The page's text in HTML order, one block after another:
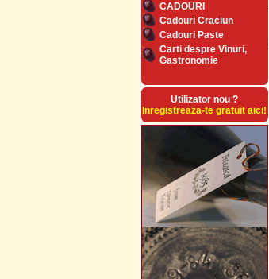
CADOURI
Cadouri Craciun
Cadouri Paste
Carti despre Vinuri,
Gastronomie
Utilizator nou ?
Inregistreaza-te gratuit aici!